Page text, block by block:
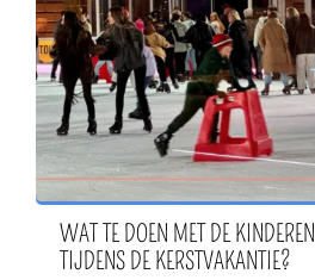
WAT TE DOEN MET DE KINDEREN
TIJDENS DE KERSTVAKANTIE?